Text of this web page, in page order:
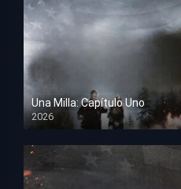
Una Milla: Capítulo Uno
2026
HD 1080p